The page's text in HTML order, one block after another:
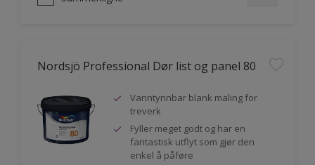
Nordsjö Professional Dør list og panel 80
Vanntynnbar blank maling for
treverk
Fyller meget godt og har en
fantastisk utflyt som gjør den
enkel å påføre